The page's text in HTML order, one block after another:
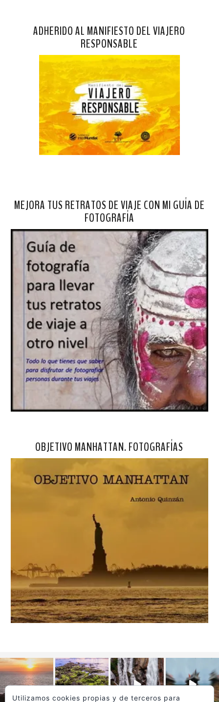
ADHERIDO AL MANIFIESTO DEL VIAJERO
RESPONSABLE
MEJORA TUS RETRATOS DE VIAJE CON MI GUÍA DE
FOTOGRAFÍA
OBJETIVO MANHATTAN. FOTOGRAFÍAS
Utilizamos cookies propias y de terceros para